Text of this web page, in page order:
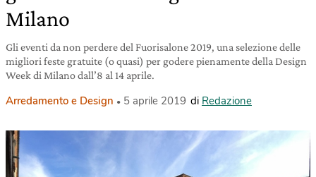
Milano
Gli eventi da non perdere del Fuorisalone 2019, una selezione delle
migliori feste gratuite (o quasi) per godere pienamente della Design
Week di Milano dall’8 al 14 aprile.
Arredamento e Design 5 aprile 2019 di Redazione